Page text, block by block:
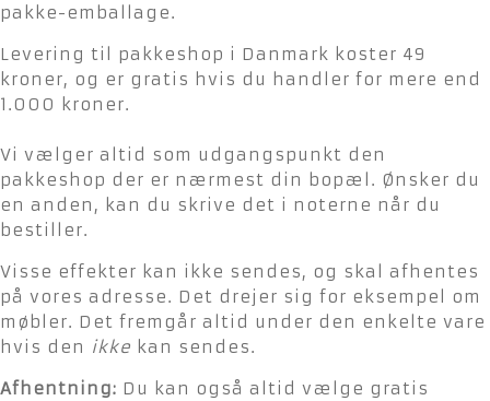
pakke-emballage.
Levering til pakkeshop i Danmark koster 49
kroner, og er gratis hvis du handler for mere end
1.000 kroner.
Vi vælger altid som udgangspunkt den
pakkeshop der er nærmest din bopæl. Ønsker du
en anden, kan du skrive det i noterne når du
bestiller.
Visse effekter kan ikke sendes, og skal afhentes
på vores adresse. Det drejer sig for eksempel om
møbler. Det fremgår altid under den enkelte vare
hvis den ikke kan sendes.
Afhentning: Du kan også altid vælge gratis